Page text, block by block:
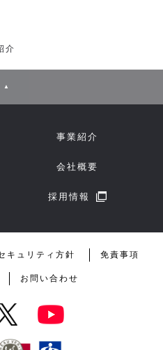
介
▲
事業紹介
会社概要
採用情報
キュリティ方針 免責事項
お問い合わせ